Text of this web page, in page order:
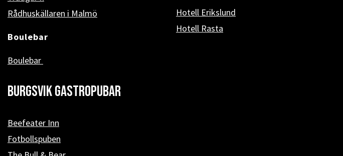
Rådhuskällaren i Malmö
Boulebar
Boulebar
Burgsvik Gastropubar
Beefeater Inn
Fotbollspuben
Hotell Erikslund
Hotell Rasta